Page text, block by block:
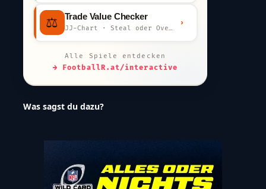
⚖️ Trade Value Checker
JJ-Chart · Steal oder Overpay?
›
Alle Spiele entdecken
→ FootballR.at/interactive
Was sagst du dazu?